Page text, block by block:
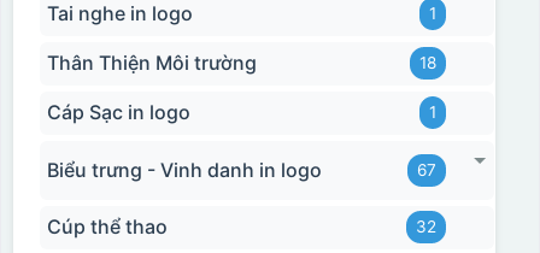
Tai nghe in logo 1
Thân Thiện Môi trường 18
Cáp Sạc in logo 1
Biểu trưng - Vinh danh in logo 67
Cúp thể thao 32